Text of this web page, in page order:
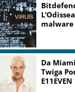
malware
Da
Twiga
E11EVEN